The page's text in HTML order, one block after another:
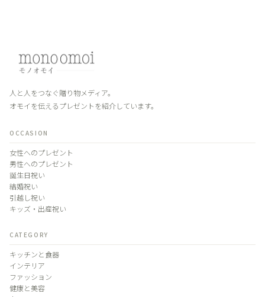
人と人をつなぐ贈り物メディア。
オモイを伝えるプレゼントを紹介しています。
OCCASION
女性へのプレゼント
男性へのプレゼント
誕生日祝い
結婚祝い
引越し祝い
キッズ・出産祝い
CATEGORY
キッチンと食器
インテリア
ファッション
健康と美容